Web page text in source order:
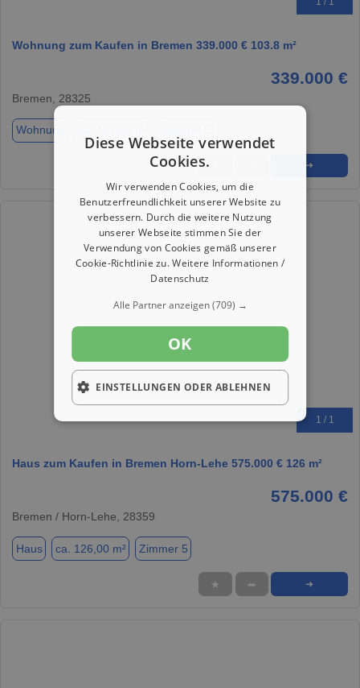
Wohnung zum Kaufen in Bremen 339.000 € 103.8 m²
339.000 €
Bremen, 28325
Wohnung
➜
1 / 1
Haus zum Kaufen in Bremen Horn-Lehe 575.000 € 126 m²
575.000 €
Bremen / Horn-Lehe, 28359
Haus ca. 126,00 m² Zimmer 5
★ ➦ ➜
Diese Webseite verwendet
Cookies.
Wir verwenden Cookies, um die
Benutzerfreundlichkeit unserer Website zu
verbessern. Durch die weitere Nutzung
unserer Webseite stimmen Sie der
Verwendung von Cookies gemäß unserer
Cookie-Richtlinie zu.Weitere Informationen /
Datenschutz
Alle Partner anzeigen(709) →
OK
EINSTELLUNGEN ODER ABLEHNEN